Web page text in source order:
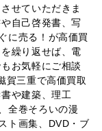
せていただきま
自己啓発書、写
に売る！が高価買
繰り返せば、電
お気軽にご相談
賀三重で高価買取
や建築、理工
全巻そろいの漫
ト画集、DVD・ブ